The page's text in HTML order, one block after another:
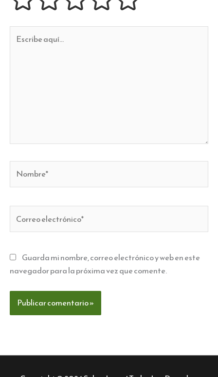
aquí...
Nombre*
electrónico*
Guarda mi nombre, correo electrónico y web en este
navegador para la próxima vez que comente.